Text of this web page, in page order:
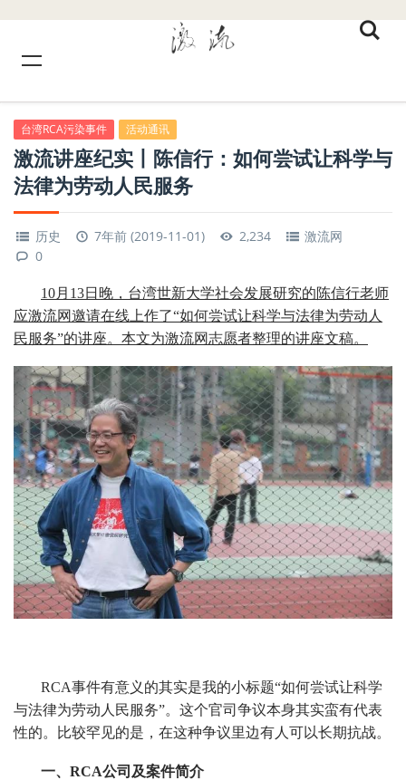
台湾RCA污染事件 活动通讯
激流讲座纪实丨陈信行：如何尝试让科学与
法律为劳动人民服务
历史 7年前 (2019-11-01) 2,234
激流网
0
10月13日晚，台湾世新大学社会发展研究的陈信行老师
应激流网邀请在线上作了“如何尝试让科学与法律为劳动人
民服务”的讲座。本文为激流网志愿者整理的讲座文稿。
RCA事件有意义的其实是我的小标题“如何尝试让科学
与法律为劳动人民服务”。这个官司争议本身其实蛮有代表
性的。比较罕见的是，在这种争议里边有人可以长期抗战。
一、RCA公司及案件简介